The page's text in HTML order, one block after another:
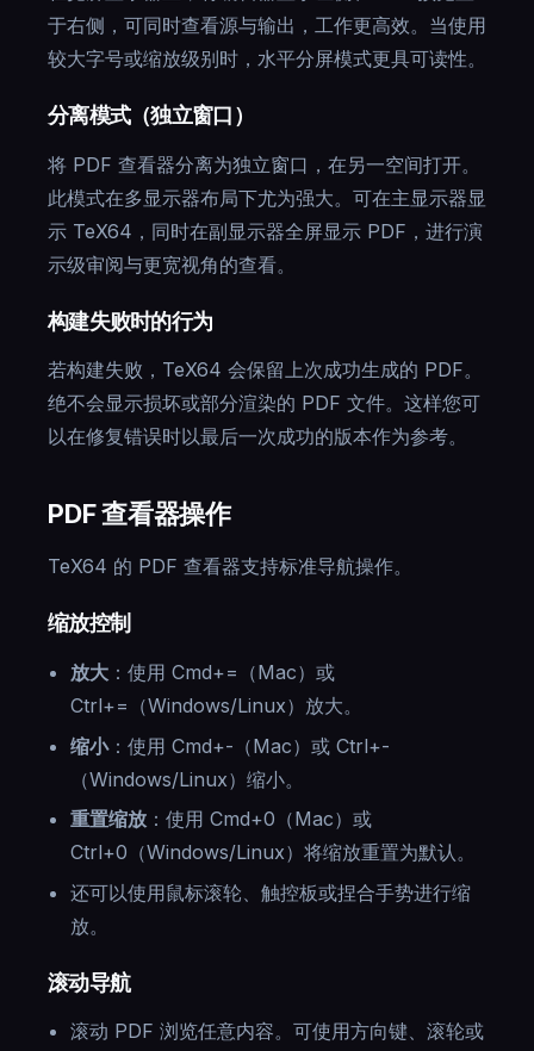
于右侧，可同时查看源与输出，工作更高效。当使用
较大字号或缩放级别时，水平分屏模式更具可读性。
分离模式（独立窗口）
将 PDF 查看器分离为独立窗口，在另一空间打开。
此模式在多显示器布局下尤为强大。可在主显示器显
示 TeX64，同时在副显示器全屏显示 PDF，进行演
示级审阅与更宽视角的查看。
构建失败时的行为
若构建失败，TeX64 会保留上次成功生成的 PDF。
绝不会显示损坏或部分渲染的 PDF 文件。这样您可
以在修复错误时以最后一次成功的版本作为参考。
PDF 查看器操作
TeX64 的 PDF 查看器支持标准导航操作。
缩放控制
放大 ：使用 Cmd+=（Mac）或
Ctrl+=（Windows/Linux）放大。
缩小：使用 Cmd+-（Mac）或 Ctrl+-
（Windows/Linux）缩小。
重置缩放 ：使用 Cmd+0（Mac）或
Ctrl+0（Windows/Linux）将缩放重置为默认。
还可以使用鼠标滚轮、触控板或捏合手势进行缩
放。
滚动导航
滚动 PDF 浏览任意内容。可使用方向键、滚轮或